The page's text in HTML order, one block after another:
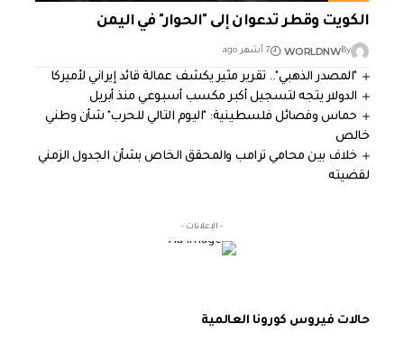
الكويت وقطر تدعوان إلى "الحوار" في اليمن
By
WORLDNW 7 أشهر ago
"المصدر الذهبي".. تقرير مثير يكشف عمالة قائد إيراني لأميركا
الدولار يتجه لتسجيل أكبر مكسب أسبوعي منذ أبريل
حماس وفصائل فلسطينية: "اليوم التالي للحرب" شأن وطني
خالص
خلاف بين محامي ترامب والمحقق الخاص بشأن الجدول الزمني
لقضيته
- الإعلانات -
حالات فيروس كورونا العالمية